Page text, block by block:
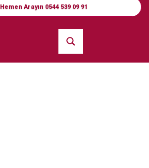
Hemen Arayın 0544 539 09 91